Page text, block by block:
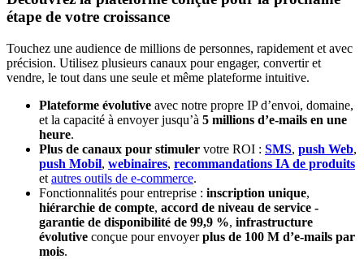
étape de votre croissance
Touchez une audience de millions de personnes, rapidement et avec
précision. Utilisez plusieurs canaux pour engager, convertir et
vendre, le tout dans une seule et même plateforme intuitive.
Plateforme évolutive avec notre propre IP d’envoi, domaine,
et la capacité à envoyer jusqu’à 5 millions d’e-mails en une
heure.
Plus de canaux pour stimuler votre ROI : SMS, push Web,
push Mobil, webinaires, recommandations IA de produits
et autres outils de e-commerce.
Fonctionnalités pour entreprise : inscription unique,
hiérarchie de compte, accord de niveau de service -
garantie de disponibilité de 99,9 %, infrastructure
évolutive conçue pour envoyerplus de 100 M d’e-mails par
mois.